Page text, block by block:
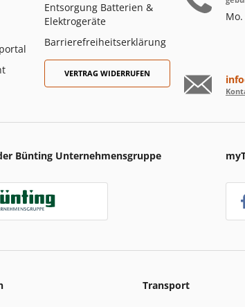
Entsorgung Batterien &
Elektrogeräte
Barrierefreiheitserklärung
VERTRAG WIDERRUFEN
Bünting Unternehmensgruppe
Transport